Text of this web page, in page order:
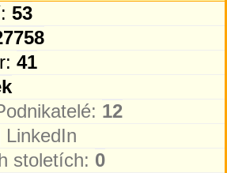
53
41
12
LinkedIn
stoletích: 0